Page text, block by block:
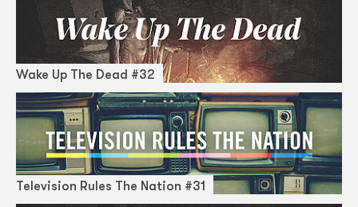
Wake Up The Dead #32
Television Rules The Nation #31